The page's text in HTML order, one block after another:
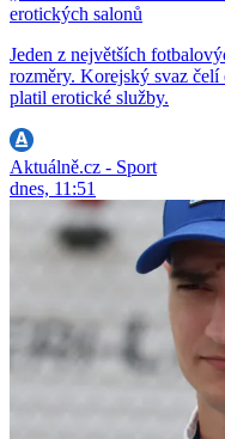
erotických salonů
Jeden z největších
rozměry. Korejský svaz
platil erotické služby.
Aktuálně.cz - Sport
dnes, 11:51